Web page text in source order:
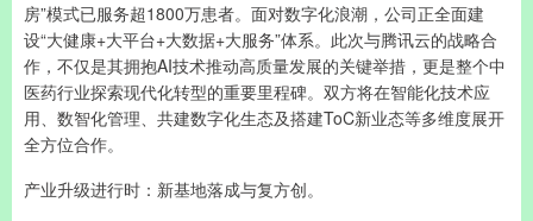
房”模式已服务超1800万患者。面对数字化浪潮，公司正全面建
设“大健康+大平台+大数据+大服务”体系。此次与腾讯云的战略合
作，不仅是其拥抱AI技术推动高质量发展的关键举措，更是整个中
医药行业探索现代化转型的重要里程碑。双方将在智能化技术应
用、数智化管理、共建数字化生态及搭建ToC新业态等多维度展开
全方位合作。
产业升级进行时：新基地落成与复方创。